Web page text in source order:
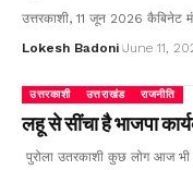
उत्तरकाशी, 11 जून 2026 कैबिनेट
Lokesh Badoni June 11,
उत्तरकाशी उत्तराखंड राजनीति
लहू से सींचा है भाजपा
पुरोला उतरकाशी कुछ लोग आज